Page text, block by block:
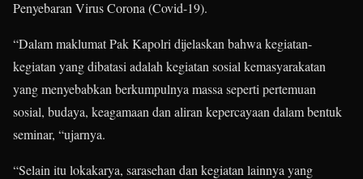
Penyebaran Virus Corona (Covid-19).
“Dalam maklumat Pak Kapolri dijelaskan bahwa kegiatan-
kegiatan yang dibatasi adalah kegiatan sosial kemasyarakatan
yang menyebabkan berkumpulnya massa seperti pertemuan
sosial, budaya, keagamaan dan aliran kepercayaan dalam bentuk
seminar, “ujarnya.
“Selain itu lokakarya, sarasehan dan kegiatan lainnya yang